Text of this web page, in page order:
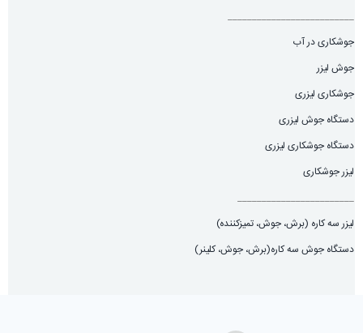
__________________________
جوشکاری در آب
جوش لیزر
جوشکاری لیزری
دستگاه جوش لیزری
دستگاه جوشکاری لیزری
لیزر جوشکاری
________________________
لیزر سه کاره (برش، جوش، تميزكننده)
دستگاه جوش سه کاره(برش، جوش، کلینر)